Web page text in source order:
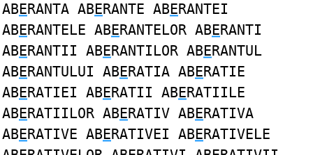
ABERANTA ABERANTE ABERANTEI
ABERANTELE ABERANTELOR ABERANTI
ABERANTII ABERANTILOR ABERANTUL
ABERANTULUI ABERATIA ABERATIE
ABERATIEI ABERATII ABERATIILE
ABERATIILOR ABERATIV ABERATIVA
ABERATIVE ABERATIVEI ABERATIVELE